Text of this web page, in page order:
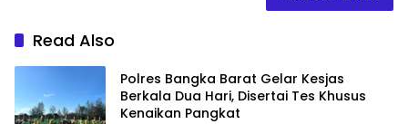
Read Also
Polres Bangka Barat Gelar Kesjas
Berkala Dua Hari, Disertai Tes Khusus
Kenaikan Pangkat